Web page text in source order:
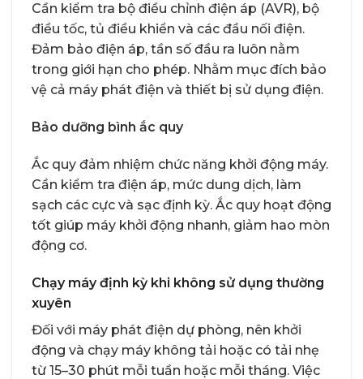
Cần kiểm tra bộ điều chỉnh điện áp (AVR), bộ
điều tốc, tủ điều khiển và các đầu nối điện.
Đảm bảo điện áp, tần số đầu ra luôn nằm
trong giới hạn cho phép. Nhằm mục đích bảo
vệ cả máy phát điện và thiết bị sử dụng điện.
Bảo dưỡng bình ắc quy
Ắc quy đảm nhiệm chức năng khởi động máy.
Cần kiểm tra điện áp, mức dung dịch, làm
sạch các cực và sạc định kỳ. Ắc quy hoạt động
tốt giúp máy khởi động nhanh, giảm hao mòn
động cơ.
Chạy máy định kỳ khi không sử dụng thường
xuyên
Đối với máy phát điện dự phòng, nên khởi
động và chạy máy không tải hoặc có tải nhẹ
từ 15–30 phút mỗi tuần hoặc mỗi tháng. Việc